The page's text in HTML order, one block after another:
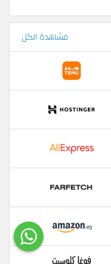
مشاهدة الكل